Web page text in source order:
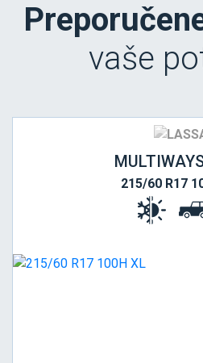
vaše
215/60 R17